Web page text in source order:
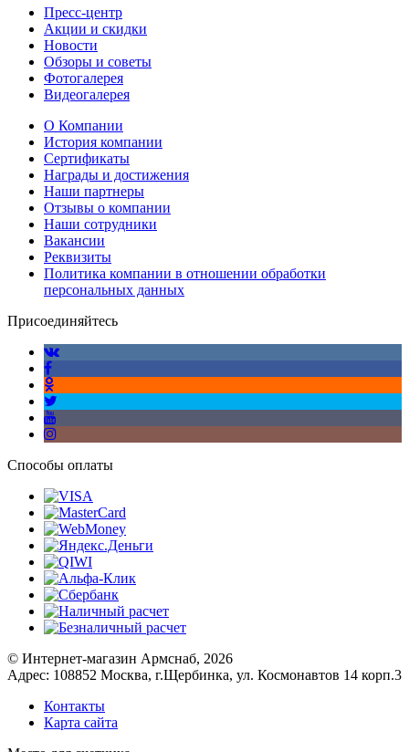
Пресс-центр
Акции и скидки
Новости
Обзоры и советы
Фотогалерея
Видеогалерея
О Компании
История компании
Сертификаты
Награды и достижения
Наши партнеры
Отзывы о компании
Наши сотрудники
Вакансии
Реквизиты
Политика компании в отношении обработки
персональных данных
Присоединяйтесь
Способы оплаты
© Интернет-магазин Армснаб, 2026
Адрес: 108852 Москва, г.Щербинка, ул. Космонавтов 14 корп.3
Контакты
Карта сайта